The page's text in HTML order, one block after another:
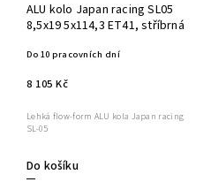
ALU kolo Japan racing SL05
8,5x19 5x114,3 ET41, stříbrná
Do 10 pracovních dní
8 105 Kč
Do košíku
Lehká flow-form ALU kola Japan racing
SL-05